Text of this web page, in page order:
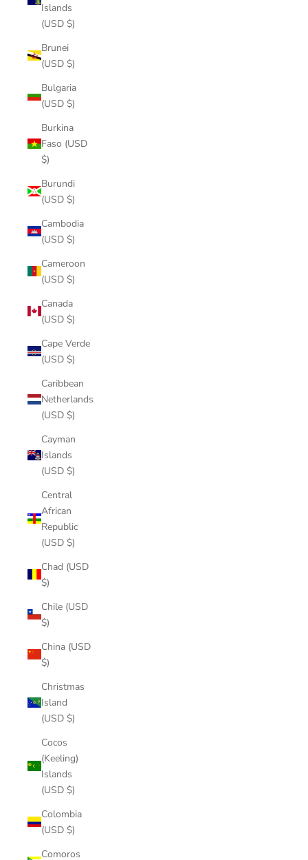
Islands
(USD $)
Brunei
(USD $)
Bulgaria
(USD $)
Burkina
Faso (USD
$)
Burundi
(USD $)
Cambodia
(USD $)
Cameroon
(USD $)
Canada
(USD $)
Cape Verde
(USD $)
Caribbean
Netherlands
(USD $)
Cayman
Islands
(USD $)
Central
African
Republic
(USD $)
Chad (USD
$)
Chile (USD
$)
China (USD
$)
Christmas
Island
(USD $)
Cocos
(Keeling)
Islands
(USD $)
Colombia
(USD $)
Comoros